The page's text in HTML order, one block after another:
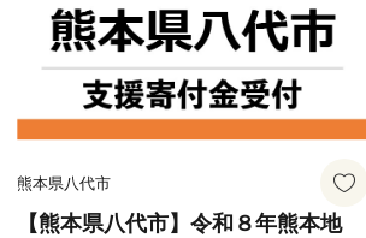
熊本県八代市
【熊本県八代市】令和８年熊本地